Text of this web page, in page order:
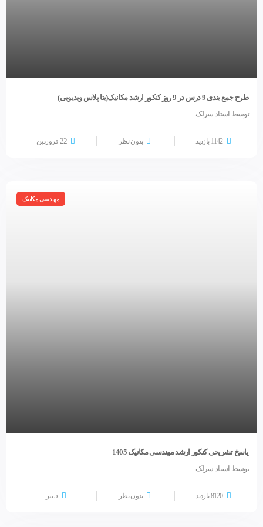
طرح جمع بندی 9 درس در 9 روز کنکور ارشد مکانیک(بتا پلاس ویدیویی)
توسط استاد سرلک
1142 بازدید بدون نظر 22 فروردین
مهندسی مکانیک
پاسخ تشریحی کنکور ارشد مهندسی مکانیک 1405
توسط استاد سرلک
8120 بازدید بدون نظر 5تیر